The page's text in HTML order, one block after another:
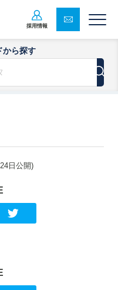
採用情報
から探す
日公開)